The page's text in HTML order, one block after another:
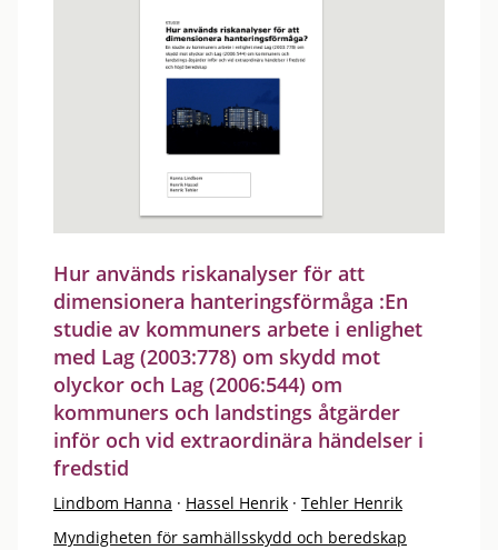
Hur används riskanalyser för att
dimensionera hanteringsförmåga :En
studie av kommuners arbete i enlighet
med Lag (2003:778) om skydd mot
olyckor och Lag (2006:544) om
kommuners och landstings åtgärder
inför och vid extraordinära händelser i
fredstid
Lindbom Hanna · Hassel Henrik · Tehler Henrik
Myndigheten för samhällsskydd och beredskap